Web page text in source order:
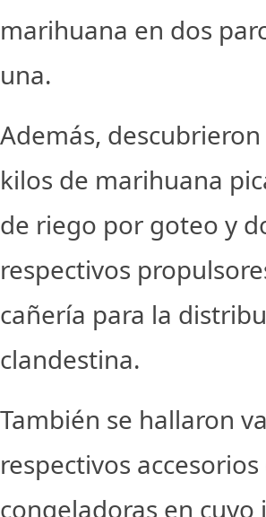
marihuana en dos
una.
Además,
kilos de marihuana
de riego por goteo y
respectivos
cañería para la
clandestina.
También se hallaron
respectivos
congeladoras en